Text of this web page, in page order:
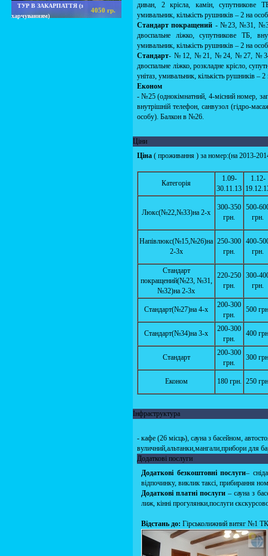
ТУР В ЗАКАРПАТТЯ (з
харчуванням)
4050 гр.
диван, 2 крісла, камін, супутникове
умивальник, кількість рушників – 2 на
Стандарт покращений - №23, №31, №32
двоспальне ліжко, супутникове ТБ,
умивальник, кількість рушників – 2 на
Стандарт- №12, №21, №24, №27,
двоспальне ліжко, розкладне крісло,
унітаз, умивальник, кількість рушників
Економ
- №25 (однокімнатний, 4-місний номер,
внутрішній телефон, санвузол (гідро-
особу). Балкон в №26.
Ціни
Ціна ( проживання ) за номер:(на 2013-
Категорія
1.09-
30.11.13
1.12-
Люкс(№22,№33)на 2-х
300-350
грн.
500-
грн.
Напівлюкс(№15,№26)на
2-3х
250-300
грн.
400-
грн.
Стандарт
покращений(№23, №31,
№32)на 2-3х
220-250
грн.
300-
грн.
Стандарт(№27)на 4-х
200-300
грн.
500
Стандарт(№34)на 3-х
200-300
грн.
400
Стандарт
200-300
грн.
300
Економ 180 грн. 250
Інфраструктура
- кафе (26 місць), сауна з басейном,
вуличний,альтанки,мангали,прибори для
Додаткові послуги
Додаткові безкоштовні послуги–
відпочинку, виклик таксі, прибирання
Додаткові платні послуги – сауна з
лиж, кінні прогулянки,послуги
Відстань до: Гірськолижний витяг №1